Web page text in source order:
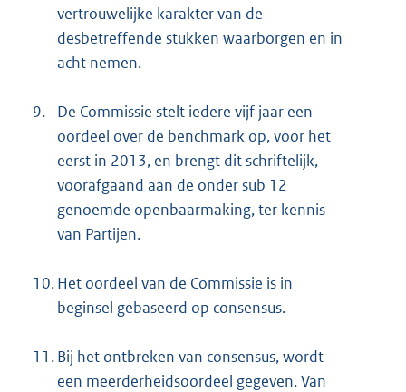
vertrouwelijke karakter van de
desbetreffende stukken waarborgen en in
acht nemen.
9.
De Commissie stelt iedere vijf jaar een
oordeel over de benchmark op, voor het
eerst in 2013, en brengt dit schriftelijk,
voorafgaand aan de onder sub 12
genoemde openbaarmaking, ter kennis
van Partijen.
10.Het oordeel van de Commissie is in
beginsel gebaseerd op consensus.
11.Bij het ontbreken van consensus, wordt
een meerderheidsoordeel gegeven. Van